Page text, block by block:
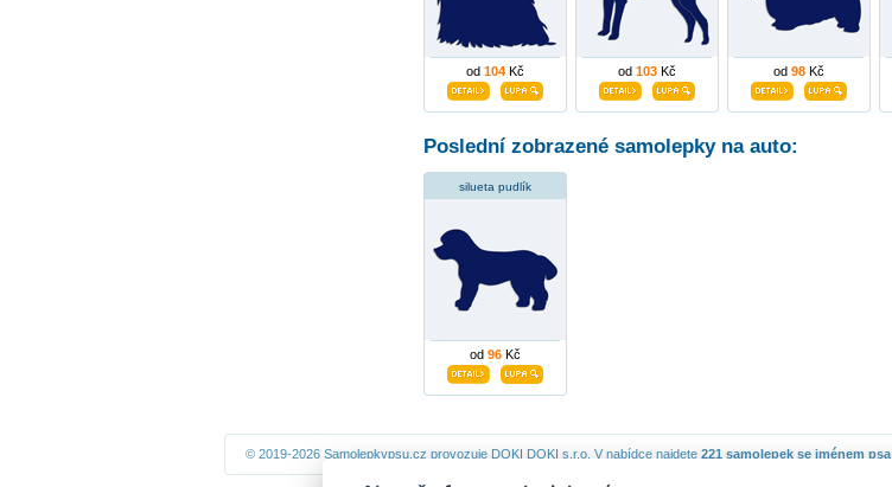
od 104Kč od 103Kč od 98Kč
Poslední zobrazené samolepky na auto:
silueta pudlík
od 96Kč
© 2019-2026 Samolepkypsu.cz provozuje DOKI DOKI s.r.o. V nabídce najdete 221 samolepek se jménem psa